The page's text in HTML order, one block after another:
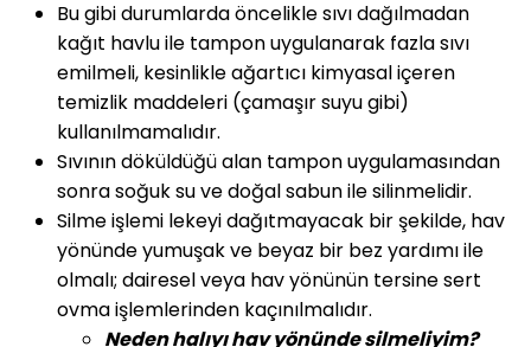
Bu gibi durumlarda öncelikle sıvı dağılmadan
kağıt havlu ile tampon uygulanarak fazla sıvı
emilmeli, kesinlikle ağartıcı kimyasal içeren
temizlik maddeleri (çamaşır suyu gibi)
kullanılmamalıdır.
Sıvının döküldüğü alan tampon uygulamasından
sonra soğuk su ve doğal sabun ile silinmelidir.
Silme işlemi lekeyi dağıtmayacak bir şekilde, hav
yönünde yumuşak ve beyaz bir bez yardımı ile
olmalı; dairesel veya hav yönünün tersine sert
ovma işlemlerinden kaçınılmalıdır.
Neden halıyı hav yönünde silmeliyim?